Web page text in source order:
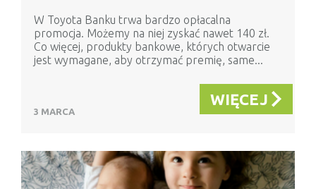
W Toyota Banku trwa bardzo opłacalna
promocja. Możemy na niej zyskać nawet 140 zł.
Co więcej, produkty bankowe, których otwarcie
jest wymagane, aby otrzymać premię, same...
3 MARCA
WIĘCEJ